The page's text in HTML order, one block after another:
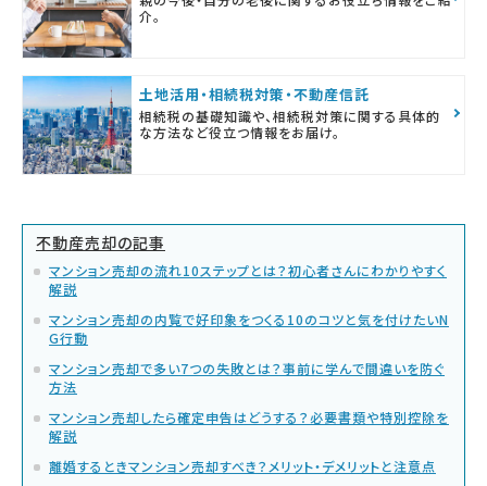
介。
土地活用・相続税対策・不動産信託
相続税の基礎知識や、相続税対策に関する具体的
な方法など役立つ情報をお届け。
不動産売却の記事
マンション売却の流れ10ステップとは？初心者さんにわかりやすく
解説
マンション売却の内覧で好印象をつくる10のコツと気を付けたいN
G行動
マンション売却で多い7つの失敗とは？事前に学んで間違いを防ぐ
方法
マンション売却したら確定申告はどうする？必要書類や特別控除を
解説
離婚するときマンション売却すべき？メリット・デメリットと注意点